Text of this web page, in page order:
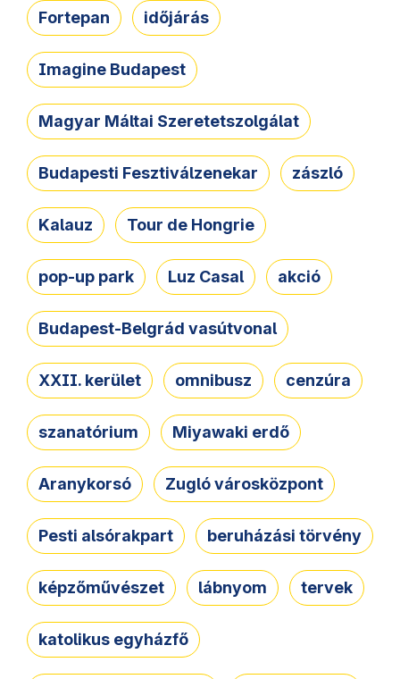
Fortepan időjárás
Imagine Budapest
Magyar Máltai Szeretetszolgálat
Budapesti Fesztiválzenekar zászló
Kalauz Tour de Hongrie
pop-up park Luz Casal akció
Budapest-Belgrád vasútvonal
XXII. kerület omnibusz cenzúra
szanatórium Miyawaki erdő
Aranykorsó Zugló városközpont
Pesti alsórakpart beruházási törvény
képzőművészet lábnyom tervek
katolikus egyházfő